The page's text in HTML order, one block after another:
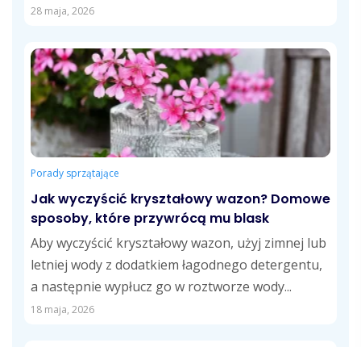
krojenia, fug,...
28 maja, 2026
Porady sprzątające
Jak wyczyścić kryształowy wazon? Domowe
sposoby, które przywrócą mu blask
Aby wyczyścić kryształowy wazon, użyj zimnej lub
letniej wody z dodatkiem łagodnego detergentu,
a następnie wypłucz go w roztworze wody...
18 maja, 2026